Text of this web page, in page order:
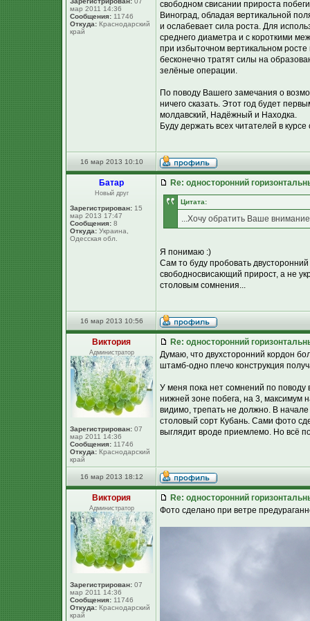
мар 2011 14:36
Сообщения: 11746
Откуда: Краснодарский
край
свободном свисании прироста
Виноград, обладая вертикальной
и ослабевает сила роста. Для
среднего диаметра и с короткими
при избыточном вертикальном
бесконечно тратят силы на
зелёные операции.
По поводу Вашего замечания о
ничего сказать. Этот год будет
молдавский, Надёжный и Находка.
Буду держать всех читателей в
16 мар 2013 10:10
Батар
Новый друг
Зарегистрирован: 15
мар 2013 17:47
Сообщения: 8
Откуда: Украина,
Одесская обл.
Re: односторонний
Цитата:
...Хочу обратить Ваше
Я понимаю :)
Сам то буду пробовать
свободносвисающий прирост, а не
столовым сомнения...
16 мар 2013 10:56
Виктория
Администратор
Зарегистрирован: 07
мар 2011 14:36
Сообщения: 11746
Откуда: Краснодарский
край
Re: односторонний
Думаю, что двухсторонний кордон
штамб-одно плечо конструкция
У меня пока нет сомнений по
нижней зоне побега, на 3, максимум
видимо, трепать не должно. В
столовый сорт Кубань. Сами фото
выглядит вроде приемлемо. Но всё
16 мар 2013 18:12
Виктория
Администратор
Зарегистрирован: 07
мар 2011 14:36
Сообщения: 11746
Откуда: Краснодарский
край
Re: односторонний
Фото сделано при ветре